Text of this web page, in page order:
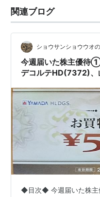
関連ブログ
ショウサンショウウオ
今週届いた株主優待
デコルテHD(7372)
◆目次◆ 今週届いた株主